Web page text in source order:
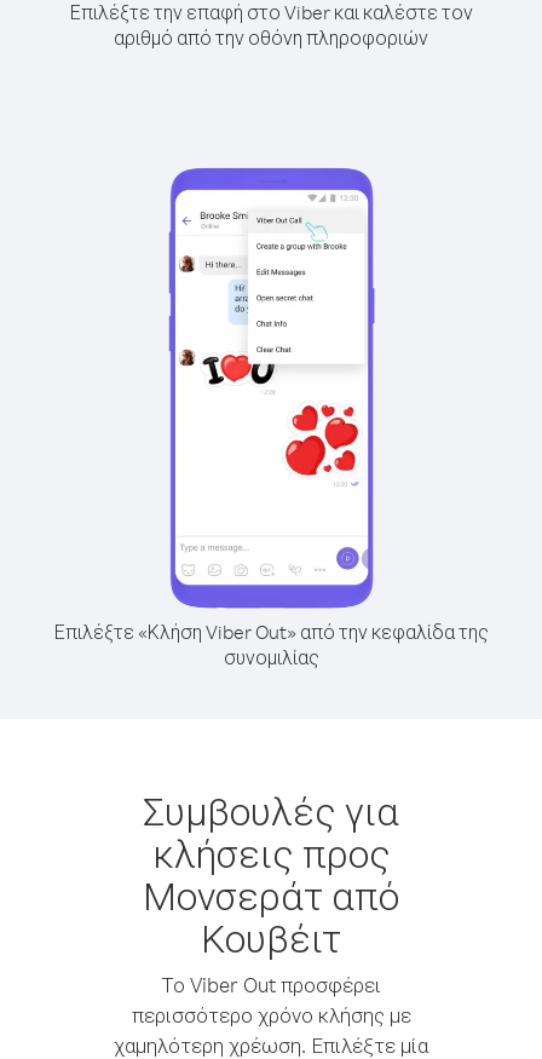
Επιλέξτε την επαφή στο Viber και καλέστε τον
αριθμό από την οθόνη πληροφοριών
Επιλέξτε «Κλήση Viber Out» από την κεφαλίδα της
συνομιλίας
Συμβουλές για
κλήσεις προς
Μονσεράτ από
Κουβέιτ
Το Viber Out προσφέρει
περισσότερο χρόνο κλήσης με
χαμηλότερη χρέωση. Επιλέξτε μία